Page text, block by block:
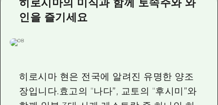
음식/술
스포츠
나이트 라이프
히로시마시 주변
비북(備北)
게이호쿠(芸北)
히로시마시 주변
게이호쿠(芸北)
이벤트
목록
접근
HOME
인을 즐기세요
히로시마 현은 전국에 알려진 유명한 양조
장입니다.효고의 “나다”, 교토의 “후시미”와